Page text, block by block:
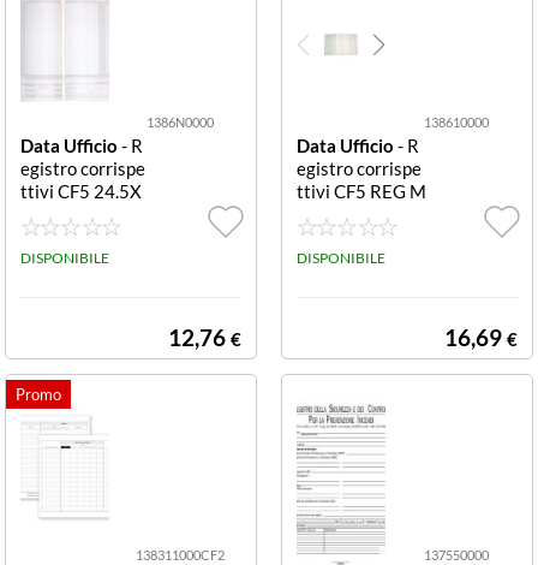
1386N0000
Data Ufficio - R
egistro corrispe
ttivi CF5 24.5X
31 DU1386N00
00 REGISTRO C
ORRISPETTIVI
DISPONIBILE
12,76 €
138610000
Data Ufficio - R
egistro corrispe
ttivi CF5 REG M
ANC FUNZ RC
A4 DU1386100
00 REGISTRO
DISPONIBILE
16,69 €
138311000CF2 137550000